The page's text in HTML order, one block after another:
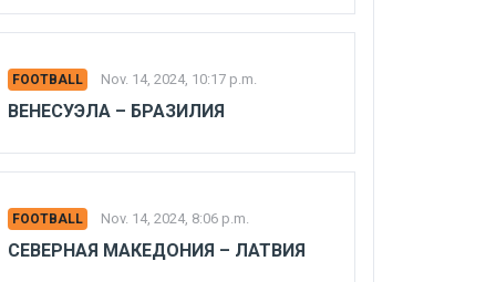
FOOTBALL Nov. 14, 2024, 10:17 p.m.
ВЕНЕСУЭЛА – БРАЗИЛИЯ
FOOTBALL Nov. 14, 2024, 8:06 p.m.
СЕВЕРНАЯ МАКЕДОНИЯ – ЛАТВИЯ